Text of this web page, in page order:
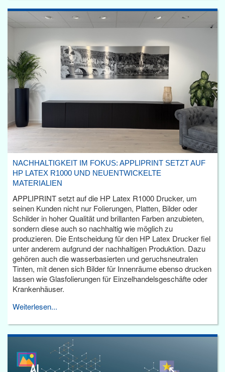
NACHHALTIGKEIT IM FOKUS: APPLIPRINT SETZT AUF
HP LATEX R1000 UND NEUENTWICKELTE
MATERIALIEN
APPLIPRINT setzt auf die HP Latex R1000 Drucker, um
seinen Kunden nicht nur Folierungen, Platten, Bilder oder
Schilder in hoher Qualität und brillanten Farben anzubieten,
sondern diese auch so nachhaltig wie möglich zu
produzieren. Die Entscheidung für den HP Latex Drucker fiel
unter anderem aufgrund der nachhaltigen Produktion. Dazu
gehören auch die wasserbasierten und geruchsneutralen
Tinten, mit denen sich Bilder für Innenräume ebenso drucken
lassen wie Glasfolierungen für Einzelhandelsgeschäfte oder
Krankenhäuser.
Weiterlesen...